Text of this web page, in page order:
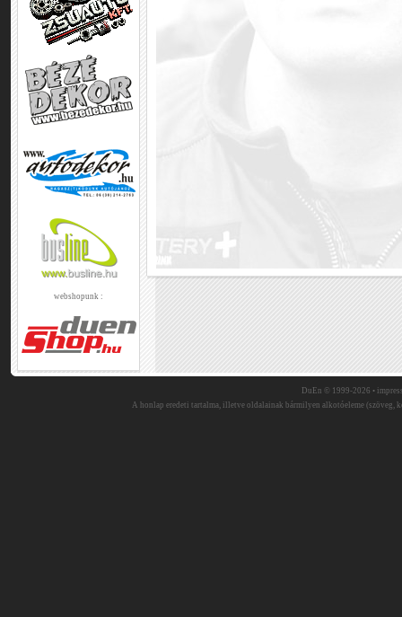
webshopunk :
DuEn © 1999-2026 •
A honlap eredeti tartalma, illetve oldalainak bármilyen alkotóeleme (szöveg,